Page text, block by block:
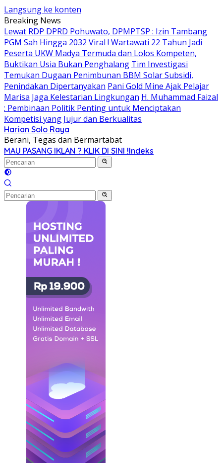
Langsung ke konten
Breaking News
Lewat RDP DPRD Pohuwato, DPMPTSP : Izin Tambang
PGM Sah Hingga 2032 Viral ! Wartawati 22 Tahun Jadi
Peserta UKW Madya Termuda dan Lolos Kompeten,
Buktikan Usia Bukan Penghalang Tim Investigasi
Temukan Dugaan Penimbunan BBM Solar Subsidi,
Penindakan Dipertanyakan Pani Gold Mine Ajak Pelajar
Marisa Jaga Kelestarian Lingkungan H. Muhammad Faizal
: Pembinaan Politik Penting untuk Menciptakan
Kompetisi yang Jujur dan Berkualitas
Harian Solo Raya
Berani, Tegas dan Bermartabat
MAU PASANG IKLAN ? KLIK DI SINI !Indeks